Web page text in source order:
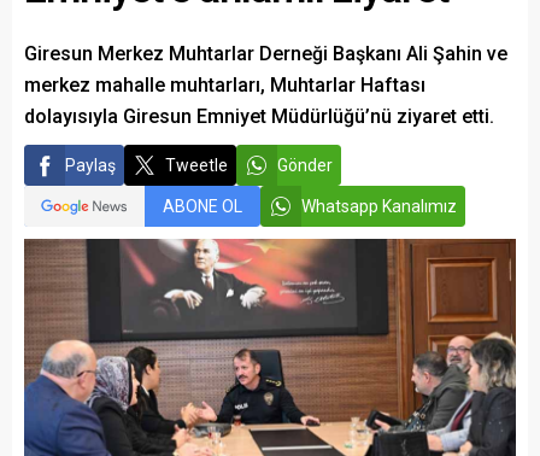
Giresun Merkez Muhtarlar Derneği Başkanı Ali Şahin ve
merkez mahalle muhtarları, Muhtarlar Haftası
dolayısıyla Giresun Emniyet Müdürlüğü’nü ziyaret etti.
Paylaş Tweetle Gönder
ABONE OL Whatsapp Kanalımız